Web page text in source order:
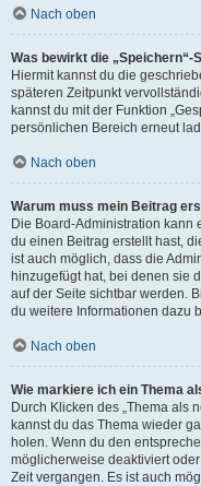
Nach oben
Was bewirkt die
Hiermit kannst du die
späteren Zeitpunkt
kannst du mit der Funktion
persönlichen Bereich erneut
Nach oben
Warum muss mein Beitrag
Die Board-Administration kann
du einen Beitrag erstellt hast,
ist auch möglich, dass die
hinzugefügt hat, bei denen sie
auf der Seite sichtbar werden.
du weitere Informationen dazu
Nach oben
Wie markiere ich ein Thema
Durch Klicken des „Thema als
kannst du das Thema wieder
holen. Wenn du den
möglicherweise deaktiviert
Zeit vergangen. Es ist auch